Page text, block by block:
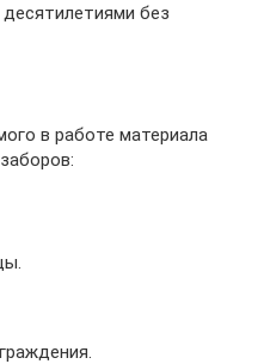
без
в работе материала